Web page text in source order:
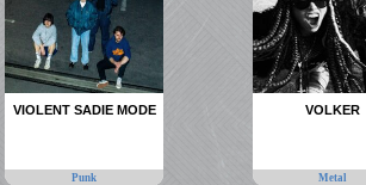
VIOLENT SADIE MODE
Punk
VOLKER
Metal